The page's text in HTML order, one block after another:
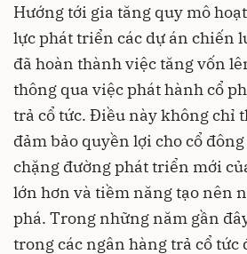
Hướng tới gia tăng quy mô
lực phát triển các dự án chiến
đã hoàn thành việc tăng vốn
thông qua việc phát hành cổ
trả cổ tức. Điều này không chỉ
đảm bảo quyền lợi cho cổ
chặng đường phát triển mới
lớn hơn và tiềm năng tạo nên
phá. Trong những năm gần
trong các ngân hàng trả cổ tức